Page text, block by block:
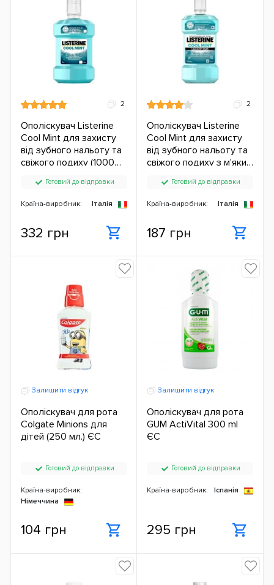
2
Ополіскувач Listerine
Cool Mint для захисту
від зубного нальоту та
свіжого подиху (1000
Готовий до відправки
Країна-виробник: Італія
332 грн
2
Ополіскувач Listerine
Cool Mint для захисту
від зубного нальоту та
свіжого подиху з м'яким
Готовий до відправки
Країна-виробник: Італія
187 грн
Залишити відгук
Ополіскувач для рота
Colgate Minions для
дітей (250 мл.) ЄС
Готовий до відправки
Країна-виробник:
Німеччина
104 грн
Залишити відгук
Ополіскувач для рота
GUM ActiVital 300 ml
ЄС
Готовий до відправки
Країна-виробник: Іспанія
295 грн